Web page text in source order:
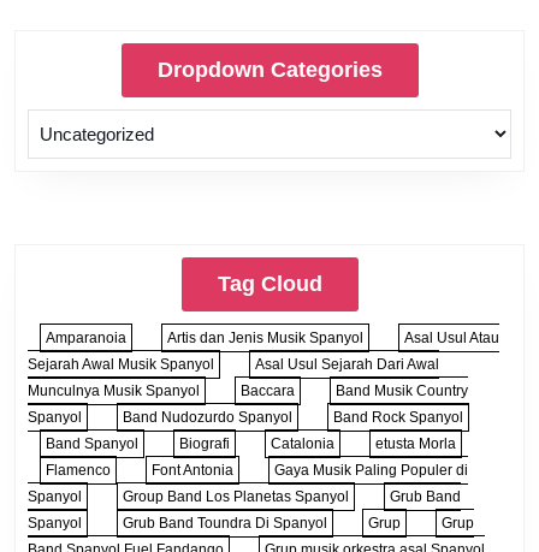
Dropdown Categories
Tag Cloud
Amparanoia Artis dan Jenis Musik Spanyol
Asal Usul Atau
Sejarah Awal Musik Spanyol
Asal Usul Sejarah Dari Awal
Munculnya Musik Spanyol
Baccara
Band Musik Country
Spanyol
Band Nudozurdo Spanyol
Band Rock Spanyol
Band Spanyol
Biografi Catalonia
etusta Morla
Flamenco
Font Antonia
Gaya Musik Paling Populer di
Spanyol
Group Band Los Planetas Spanyol
Grub Band
Spanyol
Grub Band Toundra Di Spanyol Grup
Grup